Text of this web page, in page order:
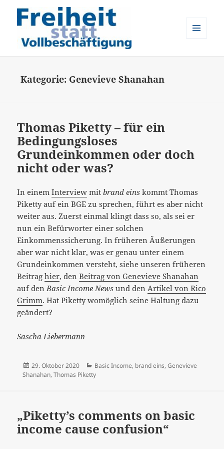
Kategorie: Genevieve Shanahan
Thomas Piketty – für ein
Bedingungsloses
Grundeinkommen oder doch
nicht oder was?
In einemInterview mit brand eins kommt Thomas
Piketty auf ein BGE zu sprechen, führt es aber nicht
weiter aus. Zuerst einmal klingt dass so, als sei er
nun ein Befürworter einer solchen
Einkommenssicherung. In früheren Äußerungen
aber war nicht klar, was er genau unter einem
Grundeinkommen versteht, siehe unseren früheren
Beitraghier, denBeitrag von Genevieve Shanahan
auf den Basic Income Newsund den Artikel von Rico
Grimm. Hat Piketty womöglich seine Haltung dazu
geändert?
Sascha Liebermann
Veröffentlicht
am
29. Oktober 2020 Kategorien
Basic Income, brand eins, Genevieve
Shanahan, Thomas Piketty
„Piketty’s comments on basic
income cause confusion“